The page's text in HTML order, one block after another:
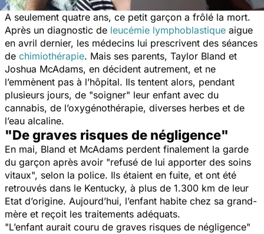
A seulement quatre ans, ce petit garçon a frôlé la mort.
Après un diagnostic de leucémie lymphoblastique aigue
en avril dernier, les médecins lui prescrivent des séances
de chimiothérapie. Mais ses parents, Taylor Bland et
Joshua McAdams, en décident autrement, et ne
l’emmènent pas à l’hôpital. Ils tentent alors, pendant
plusieurs jours, de "soigner" leur enfant avec du
cannabis, de l’oxygénothérapie, diverses herbes et de
l’eau alcaline.
"De graves risques de négligence"
En mai, Bland et McAdams perdent finalement la garde
du garçon après avoir "refusé de lui apporter des soins
vitaux", selon la police. Ils étaient en fuite, et ont été
retrouvés dans le Kentucky, à plus de 1.300 km de leur
Etat d’origine. Aujourd’hui, l’enfant habite chez sa grand-
mère et reçoit les traitements adéquats.
"L’enfant aurait couru de graves risques de négligence"